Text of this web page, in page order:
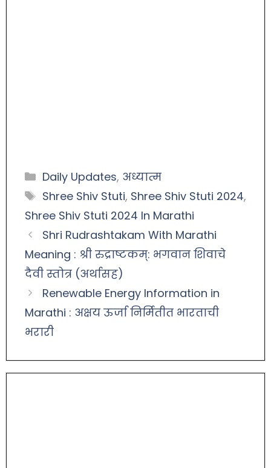
Daily Updates, अध्यात्म
Shree Shiv Stuti, Shree Shiv Stuti 2024,
Shree Shiv Stuti 2024 In Marathi
Shri Rudrashtakam With Marathi
Meaning : श्री रुद्राष्टकम्: भगवान शिवाचे
दैवी स्तोत्र (अर्थासह)
Renewable Energy Information in
Marathi : अक्षय ऊर्जा निर्मितीत भारताची
भरारी